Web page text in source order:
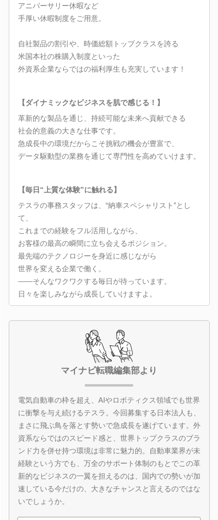
アニバーサリー休暇など
手厚い休暇制度をご用意。
自社製品の割引や、時価総額トップクラスを誇る
米国本社の株購入制度といった
外資系企業ならではの福利厚生も充実しています！
【ダイナミックなビジネスを肌で感じる！】
革新的な製品を通じ、持続可能な未来へ貢献できる
社会的意義の大きな仕事です。
急成長中の環境だからこそ挑戦の機会が豊富で、
データ駆動型の業務を通じて専門性を高めていけます。
【毎日“上質な体験”に触れる】
テスラの事務スタッフは、“納車スペシャリスト”とし
て、
これまでの経験をフル活用しながら、
お客様の最高の瞬間に立ち会えるポジション。
最先端のテクノロジーを身近に感じながら
世界を変える企業で働く。
――そんなワクワクする毎日が待っています。
日々を楽しみながら成長していけますよ。
マイナビ転職編集部より
電気自動車の枠を超え、AIやロボティクス領域でも世界
に衝撃を与え続けるテスラ。今回募集する日本法人も、
まさに飛ぶ鳥を落とす勢いで急成長を遂げています。外
資系ならではのスピード感と、世界トップクラスのブラ
ンド力を併せ持つ環境は非常に魅力的。自動車業界が未
経験という方でも、万全のサポート体制のもとでこの革
新的なビジネスの一翼を担えるのは、国内での勢いが加
速している今だけの、大きなチャンスと言えるのではな
いでしょうか。